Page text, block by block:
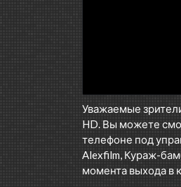
Уважаемые
HD. Вы можете
телефоне под
Alexfilm, Кураж-
момента выхода в